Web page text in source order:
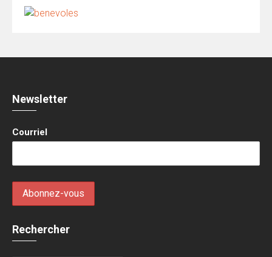
Newsletter
Courriel
Rechercher